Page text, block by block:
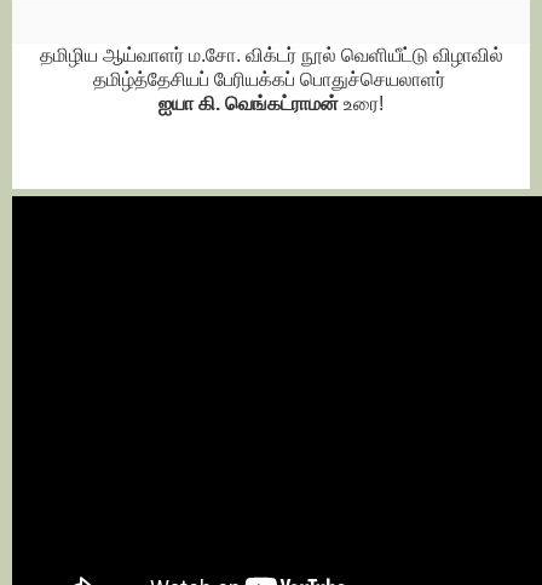
தமிழிய ஆய்வாளர் ம.சோ. விக்டர் நூல் வெளியீட்டு விழாவில்
தமிழ்த்தேசியப் பேரியக்கப் பொதுச்செயலாளர்
ஐயா கி. வெங்கட்ராமன் உரை!